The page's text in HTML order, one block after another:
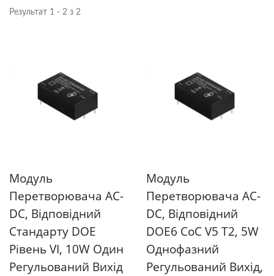
Результат 1 - 2 з 2
Модуль
Перетворювача AC-
DC, Відповідний
Стандарту DOE
Рівень VI, 10W Один
Регульований Вихід
Модуль
Перетворювача AC-
DC, Відповідний
DOE6 CoC V5 T2, 5W
Однофазний
Регульований Вихід,